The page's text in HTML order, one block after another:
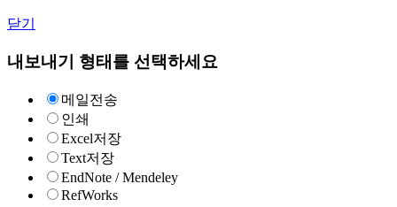
닫기
내보내기 형태를 선택하세요
메일전송
인쇄
Excel저장
Text저장
EndNote / Mendeley
RefWorks